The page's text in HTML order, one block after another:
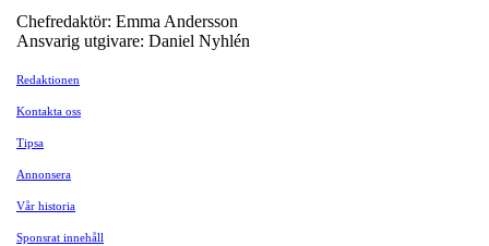
Chefredaktör: Emma Andersson
Ansvarig utgivare: Daniel Nyhlén
Redaktionen
Kontakta oss
Tipsa
Annonsera
Vår historia
Sponsrat innehåll